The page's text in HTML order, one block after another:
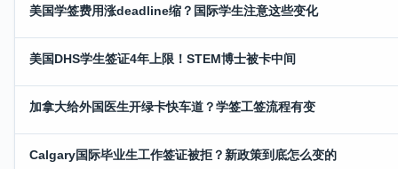
美国学签费用涨deadline缩？国际学生注意这些变化
美国DHS学生签证4年上限！STEM博士被卡中间
加拿大给外国医生开绿卡快车道？学签工签流程有变
Calgary国际毕业生工作签证被拒？新政策到底怎么变的